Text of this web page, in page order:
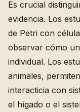
Es crucial
evidencia. Los
de Petri con
observar cómo
individual. Los
animales,
interacticia con
el hígado o el